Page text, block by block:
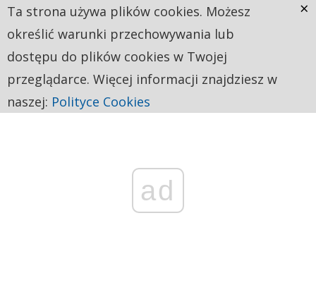
ad
Ta strona używa plików cookies. Możesz
określić warunki przechowywania lub
dostępu do plików cookies w Twojej
przeglądarce. Więcej informacji znajdziesz w
naszej: Polityce Cookies
×